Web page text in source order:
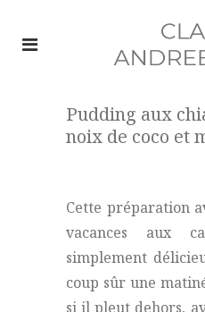
Pudding aux
noix de coco et
Cette préparation
vacances aux
simplement
coup sûr une
si il pleut dehors,